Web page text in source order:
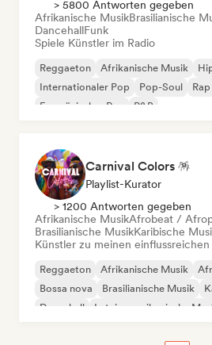
> 5800 Antworten gegeben
Afrikanische MusikBrasilianische
DancehallFunk
Spiele Künstler im Radio
Reggaeton Afrikanische Musik
Internationaler Pop
Pop-Soul
Französischer Rap
R&B
Carnival Colors 🪅
Playlist-Kurator
> 1200 Antworten gegeben
Afrikanische MusikAfrobeat /
Brasilianische MusikKaribische
Künstler zu meinen
Reggaeton Afrikanische Musik
Bossa nova
Brasilianische Musik
Dancehall
Lateinamerikanische